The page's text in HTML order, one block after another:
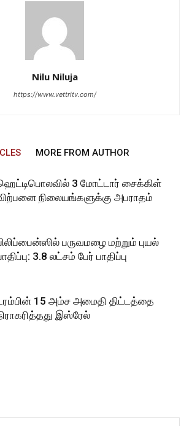
Nilu Niluja
https://www.vettritv.com/
MORE FROM AUTHOR
3 மோட்டார் சைக்கிள்
நிலையங்களுக்கு அபராதம்
பருவமழை மற்றும் புயல்
3.8 லட்சம் பேர் பாதிப்பு
15 அம்ச அமைதி திட்டத்தை
இஸ்ரேல்